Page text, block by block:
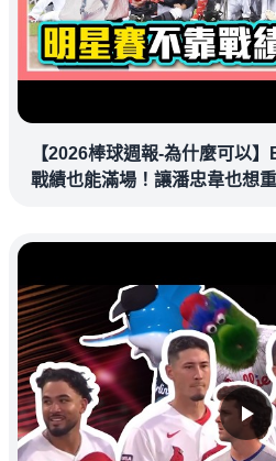
【2026棒球週報-為什麼可以
戰績也能滿場！讓潘忠韋也想